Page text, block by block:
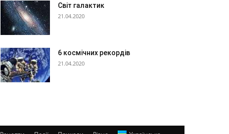
Світ галактик
21.04.2020
6 космічних рекордів
21.04.2020